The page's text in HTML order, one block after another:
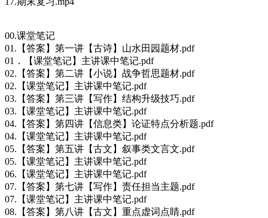
00.课堂笔记
01.【答案】第一讲【古诗】山水田园题材.pdf
01．【课堂笔记】主讲课中笔记.pdf
02.【答案】第二讲【小说】战争哲思题材.pdf
02.【课堂笔记】主讲课中笔记.pdf
03.【答案】第三讲【写作】结构升级技巧.pdf
03.【课堂笔记】主讲课中笔记.pdf
04.【答案】第四讲【信息类】论证特点分析题.pdf
04.【课堂笔记】主讲课中笔记.pdf
05.【答案】第五讲【古文】叙事类文言文.pdf
05.【课堂笔记】主讲课中笔记.pdf
06.【课堂笔记】主讲课中笔记.pdf
07.【答案】第七讲【写作】责任担当主题.pdf
07.【课堂笔记】主讲课中笔记.pdf
08.【答案】第八讲【古文】重点虚词点睛.pdf